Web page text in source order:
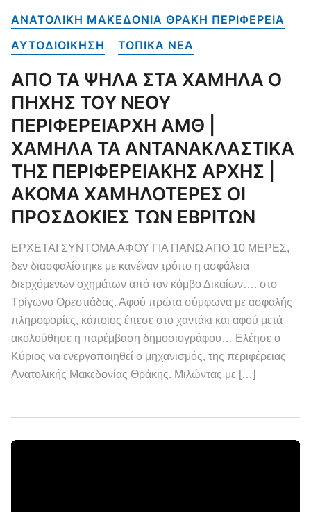
ΑΝΑΤΟΛΙΚΗ ΜΑΚΕΔΟΝΙΑ ΘΡΑΚΗ ΠΕΡΙΦΕΡΕΙΑ
ΑΥΤΟΔΙΟΙΚΗΣΗ
ΤΟΠΙΚΑ NEA
ΑΠΟ ΤΑ ΨΗΛΑ ΣΤΑ ΧΑΜΗΛΑ Ο
ΠΗΧΗΣ ΤΟΥ ΝΕΟΥ
ΠΕΡΙΦΕΡΕΙΑΡΧΗ ΑΜΘ |
ΧΑΜΗΛΑ ΤΑ ΑΝΤΑΝΑΚΛΑΣΤΙΚΑ
ΤΗΣ ΠΕΡΙΦΕΡΕΙΑΚΗΣ ΑΡΧΗΣ |
ΑΚΟΜΑ ΧΑΜΗΛΟΤΕΡΕΣ ΟΙ
ΠΡΟΣΔΟΚΙΕΣ ΤΩΝ ΕΒΡΙΤΩΝ
ΕΡΧΕΤΑΙ ΣΥΝΤΟΜΑ ΑΦΟΥ ΓΙΑ ΠΑΝΩ ΑΠΟ 10 ΜΕΡΕΣ,
δεν διασφαλίστηκε με κανέναν τρόπο η ασφάλεια
διερχόμενων οχημάτων από τον κόμβο Δικαίων…. στο
Τρίγωνο Ορεστιάδας. Αφού πρώτα σύμφωνα με ασφαλής
πληροφορίες, κάποιος έπεσε στο χαντάκι και αφού μετά
ακολούθησε η παρέμβαση δημοσιογράφου… Ελέησε ο
Κύριος να ενεργοποιηθεί ο μηχανισμός, της περιφέρειας
Ανατολικής Μακεδονίας Θράκης. Μιλώντας με […]